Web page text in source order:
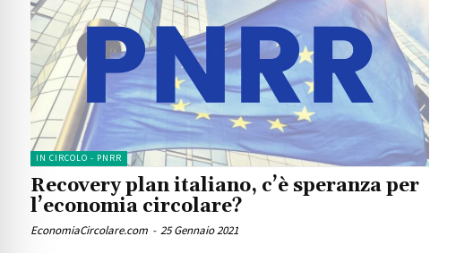
IN CIRCOLO - PNRR
Recovery plan italiano, c’è speranza per
l’economia circolare?
EconomiaCircolare.com - 25 Gennaio 2021